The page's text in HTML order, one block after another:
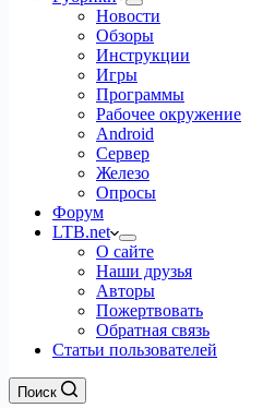
Новости
Обзоры
Инструкции
Игры
Программы
Рабочее окружение
Android
Сервер
Железо
Опросы
Форум
LTB.net
О сайте
Наши друзья
Авторы
Пожертвовать
Обратная связь
Статьи пользователей
Поиск